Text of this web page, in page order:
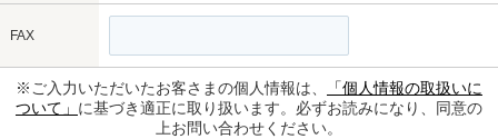
FAX
※ご入力いただいたお客さまの個人情報は、
「個人情報の取扱いに
ついて」 に基づき適正に取り扱います。必ずお読みになり、同意の
上お問い合わせください。